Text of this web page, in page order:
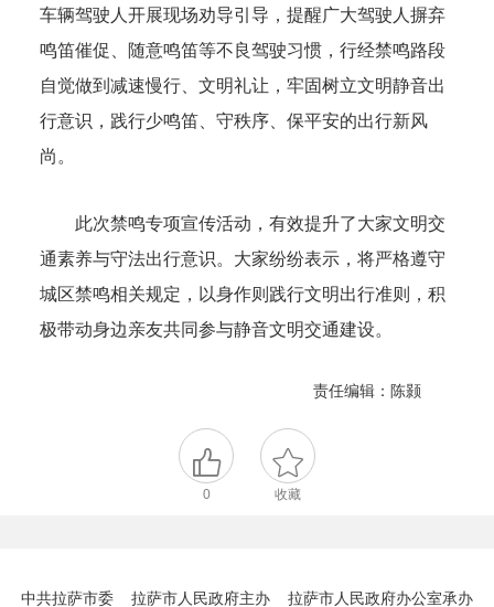
车辆驾驶人开展现场劝导引导，提醒广大驾驶人摒弃
鸣笛催促、随意鸣笛等不良驾驶习惯，行经禁鸣路段
自觉做到减速慢行、文明礼让，牢固树立文明静音出
行意识，践行少鸣笛、守秩序、保平安的出行新风
尚。
此次禁鸣专项宣传活动，有效提升了大家文明交
通素养与守法出行意识。大家纷纷表示，将严格遵守
城区禁鸣相关规定，以身作则践行文明出行准则，积
极带动身边亲友共同参与静音文明交通建设。
责任编辑：陈颢
0 收藏
中共拉萨市委 拉萨市人民政府主办 拉萨市人民政府办公室承办